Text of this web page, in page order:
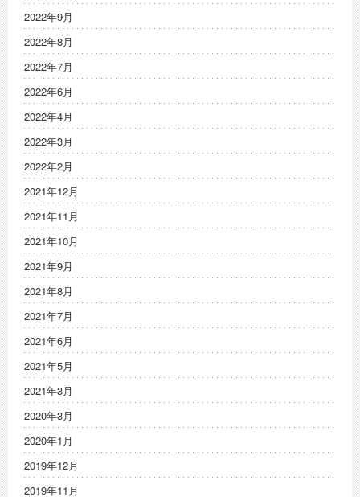
2022年9月
2022年8月
2022年7月
2022年6月
2022年4月
2022年3月
2022年2月
2021年12月
2021年11月
2021年10月
2021年9月
2021年8月
2021年7月
2021年6月
2021年5月
2021年3月
2020年3月
2020年1月
2019年12月
2019年11月